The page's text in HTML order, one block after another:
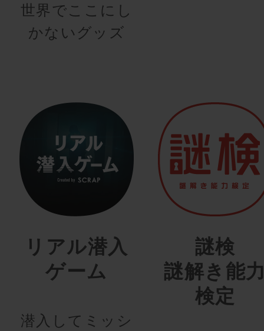
世界でここにし
かないグッズ
リアル潜入
ゲーム
潜入してミッシ
謎検
謎解き能
検定